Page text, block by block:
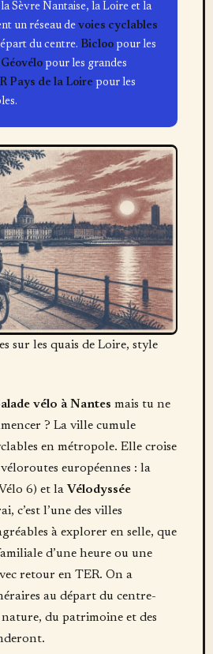
Sèvre Nantaise, la Loire et la
un réseau de voies cyclables
du centre. Bicloopour les
Géovélopour les grandes
Pays de la Loirepour les
sur les quais de Loire, style
vélo à Nantes mais tu ne
? La ville cumule
en métropole. Elle croise
européennes : la
6) et la Vélodyssée
c’est l’une des villes
à explorer en selle, que
d’une heure ou une
retour en TER. On a
au départ du centre-
du patrimoine et des